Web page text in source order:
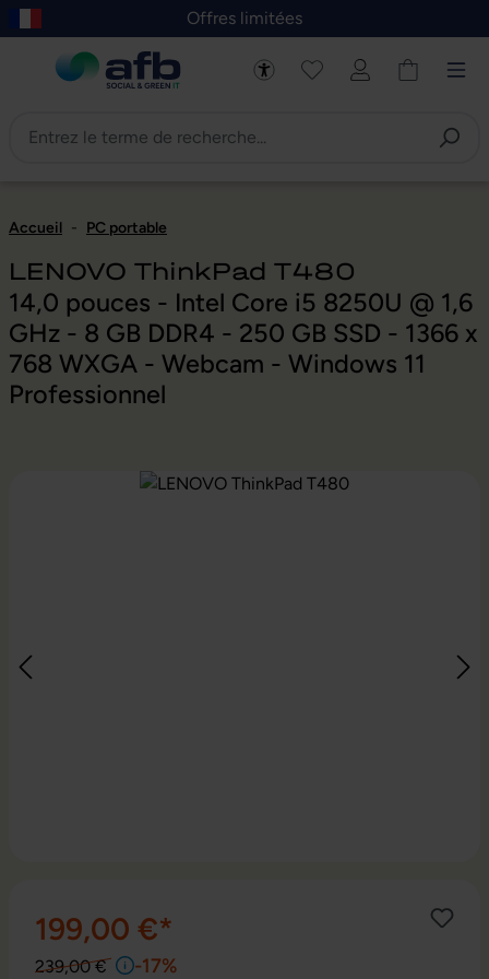
au contenu principal
Skip to B2B platform navigation
Offres limitées
Accueil - PC portable
LENOVO ThinkPad T480
14,0 pouces - Intel Core i5 8250U @ 1,6
GHz - 8 GB DDR4 - 250 GB SSD - 1366 x
768 WXGA - Webcam - Windows 11
Professionnel
Ignorer la galerie d'images
199,00 €*
239,00 € -17%